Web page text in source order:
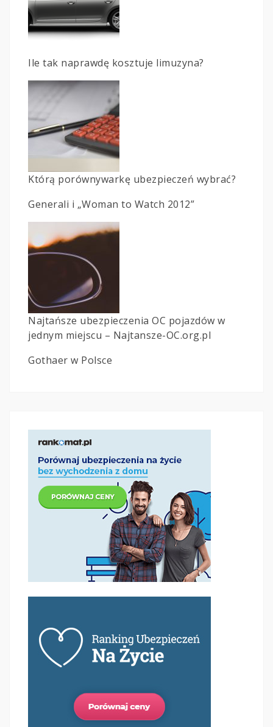
Ile tak naprawdę kosztuje limuzyna?
Którą porównywarkę ubezpieczeń wybrać?
Generali i „Woman to Watch 2012”
Najtańsze ubezpieczenia OC pojazdów w
jednym miejscu – Najtansze-OC.org.pl
Gothaer w Polsce